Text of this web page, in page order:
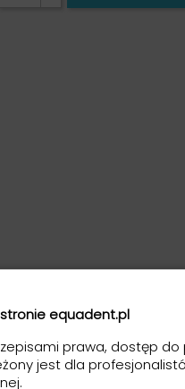
equadent.pl
prawa, dostęp do
jest dla